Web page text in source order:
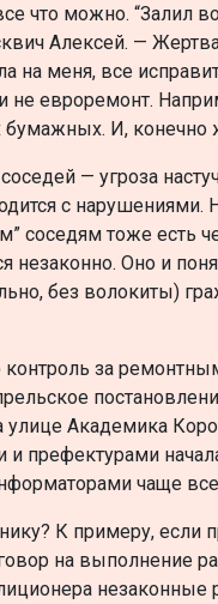
что можно. “Залил
Алексей. —
на меня, все
не евроремонт.
И, конечно
— угроза
с нарушениями.
соседям тоже есть
незаконно. Оно и
без волокиты)
за
Академика
префектурами
чаще
К примеру, если
на выполнение
незаконные